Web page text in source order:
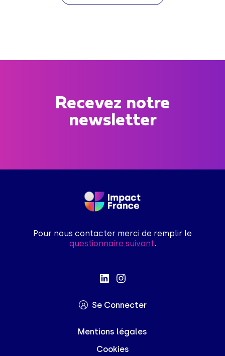
Recevez notre
newsletter
Pour nous contacter merci de remplir le
questionnaire suivant.
Se Connecter
Mentions légales
Cookies
Salut c'est nous...
On a attendu d'être sûrs que le contenu de
ce site vous intéresse avant de vous
Pour modifier vos préférences par la suite, cliquez sur le lien
'Préférences de cookies' situé dans le pied de page.